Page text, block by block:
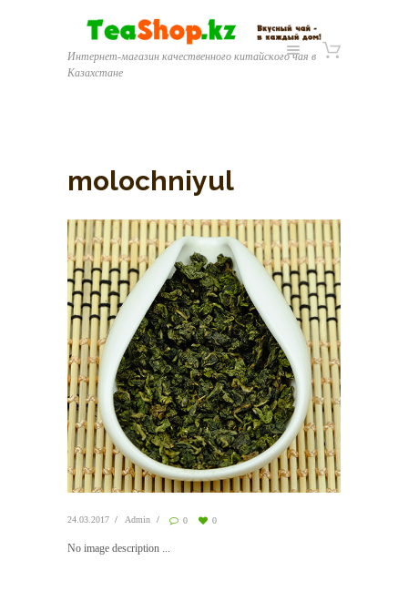
Интернет-магазин качественного китайского чая в
Казахстане
molochniyul
24.03.2017 Admin 0 0
No image description ...